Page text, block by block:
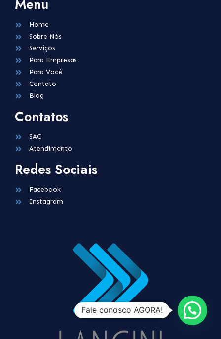
Menu
Home
Sobre Nós
Serviços
Para Empresas
Para Você
Contato
Blog
Contatos
SAC
Atendimento
Redes Sociais
Facebook
Instagram
Fale conosco AGORA!